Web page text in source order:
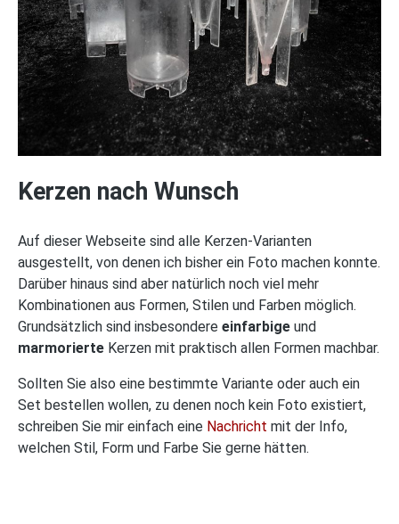
Kerzen nach Wunsch
Auf dieser Webseite sind alle Kerzen-Varianten
ausgestellt, von denen ich bisher ein Foto machen konnte.
Darüber hinaus sind aber natürlich noch viel mehr
Kombinationen aus Formen, Stilen und Farben möglich.
Grundsätzlich sind insbesondere einfarbige und
marmorierte Kerzen mit praktisch allen Formen machbar.
Sollten Sie also eine bestimmte Variante oder auch ein
Set bestellen wollen, zu denen noch kein Foto existiert,
schreiben Sie mir einfach eine Nachricht mit der Info,
welchen Stil, Form und Farbe Sie gerne hätten.